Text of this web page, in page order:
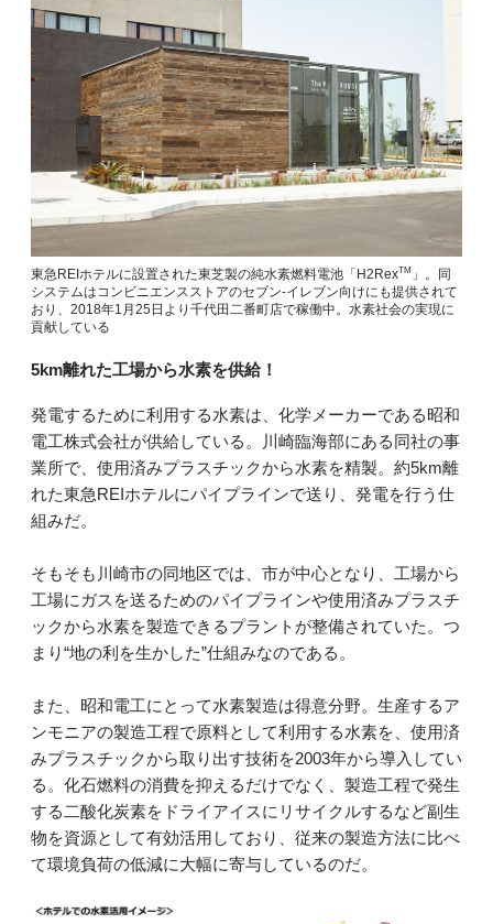
東急REIホテルに設置された東芝製の純水素燃料電池「H2RexTM 」。同
システムはコンビニエンスストアのセブン-イレブン向けにも提供されて
おり、2018年1月25日より千代田二番町店で稼働中。水素社会の実現に
貢献している
5km離れた工場から水素を供給！
発電するために利用する水素は、化学メーカーである昭和
電工株式会社が供給している。川崎臨海部にある同社の事
業所で、使用済みプラスチックから水素を精製。約5km離
れた東急REIホテルにパイプラインで送り、発電を行う仕
組みだ。
そもそも川崎市の同地区では、市が中心となり、工場から
工場にガスを送るためのパイプラインや使用済みプラスチ
ックから水素を製造できるプラントが整備されていた。つ
まり“地の利を生かした”仕組みなのである。
また、昭和電工にとって水素製造は得意分野。生産するア
ンモニアの製造工程で原料として利用する水素を、使用済
みプラスチックから取り出す技術を2003年から導入してい
る。化石燃料の消費を抑えるだけでなく、製造工程で発生
する二酸化炭素をドライアイスにリサイクルするなど副生
物を資源として有効活用しており、従来の製造方法に比べ
て環境負荷の低減に大幅に寄与しているのだ。